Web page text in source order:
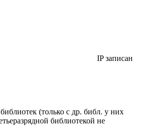
IP записан
(только с др. библ. у них
библиотекой не